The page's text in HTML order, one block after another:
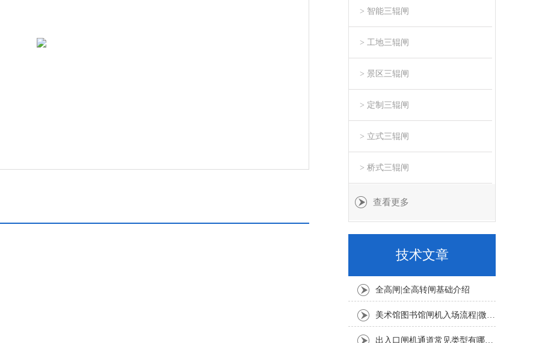
> 智能三辊闸
> 工地三辊闸
> 景区三辊闸
> 定制三辊闸
> 立式三辊闸
> 桥式三辊闸
查看更多
技术文章
全高闸|全高转闸基础介绍
美术馆图书馆闸机入场流程|微信公众号预约+人脸扫码登记教程
出入口闸机通道常见类型有哪些？摆闸、翼闸、三辊闸适用场景详解